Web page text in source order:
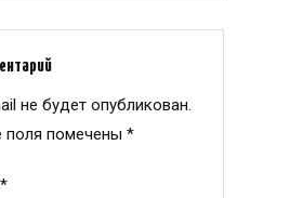
не будет опубликован.
поля помечены *
*